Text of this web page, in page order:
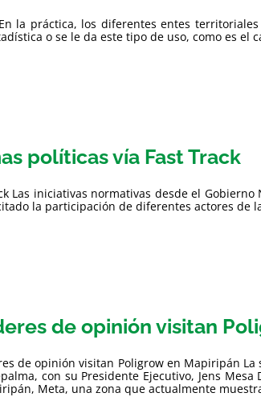
la práctica, los diferentes entes
o se le da este tipo de uso, como es el
políticas vía Fast Track
Las iniciativas normativas desde el
la participación de diferentes actores
de opinión visitan
de opinión visitan Poligrow en Mapiripán
con su Presidente Ejecutivo, Jens
Meta, una zona que actualmente